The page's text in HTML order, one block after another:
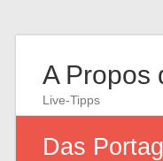
A Propos
Live-Tipps
Das